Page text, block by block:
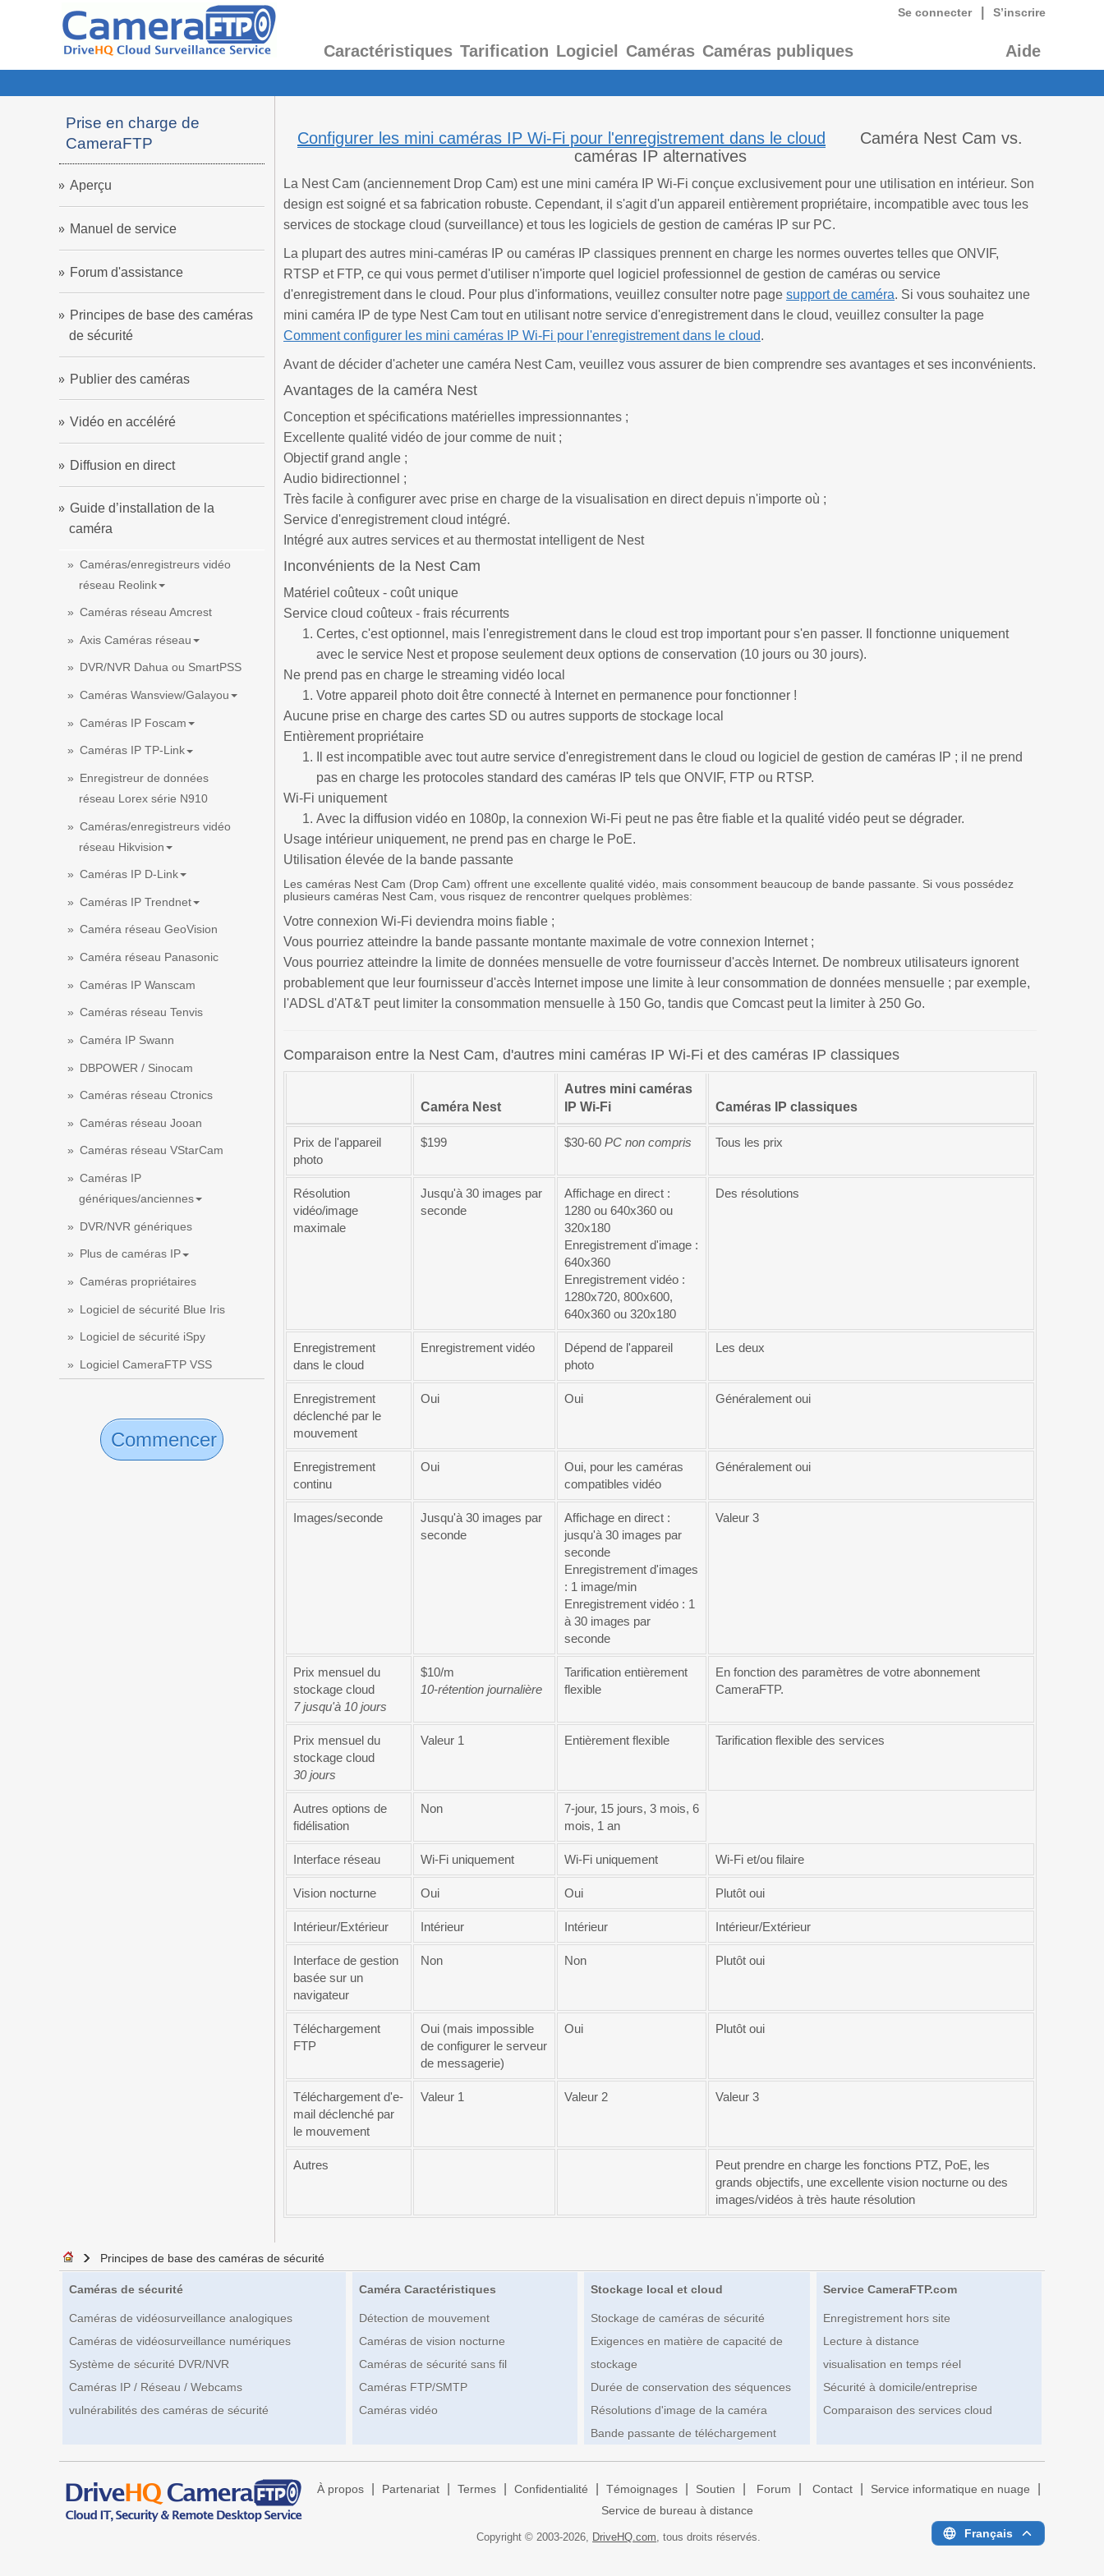
Se connecter S’inscrire
Caractéristiques Tarification Logiciel Caméras Caméras publiques Aide
Prise en charge de
CameraFTP
Aperçu
Manuel de service
Forum d'assistance
Principes de base des caméras
de sécurité
Publier des caméras
Vidéo en accéléré
Diffusion en direct
Guide d’installation de la
caméra
Caméras/enregistreurs vidéo
réseau Reolink
Caméras réseau Amcrest
Axis Caméras réseau
DVR/NVR Dahua ou SmartPSS
Caméras Wansview/Galayou
Caméras IP Foscam
Caméras IP TP-Link
Enregistreur de données
réseau Lorex série N910
Caméras/enregistreurs vidéo
réseau Hikvision
Caméras IP D-Link
Caméras IP Trendnet
Caméra réseau GeoVision
Caméra réseau Panasonic
Caméras IP Wanscam
Caméras réseau Tenvis
Caméra IP Swann
DBPOWER / Sinocam
Caméras réseau Ctronics
Caméras réseau Jooan
Caméras réseau VStarCam
Caméras IP
génériques/anciennes
DVR/NVR génériques
Plus de caméras IP
Caméras propriétaires
Logiciel de sécurité Blue Iris
Logiciel de sécurité iSpy
Logiciel CameraFTP VSS
Commencer
Configurer les mini caméras IP Wi-Fi pour l'enregistrement dans le cloud
Caméra Nest Cam vs.
caméras IP alternatives
La Nest Cam (anciennement Drop Cam) est une mini caméra IP Wi-Fi conçue exclusivement pour une utilisation en intérieur. Son
design est soigné et sa fabrication robuste. Cependant, il s'agit d'un appareil entièrement propriétaire, incompatible avec tous les
services de stockage cloud (surveillance) et tous les logiciels de gestion de caméras IP sur PC.
La plupart des autres mini-caméras IP ou caméras IP classiques prennent en charge les normes ouvertes telles que ONVIF,
RTSP et FTP, ce qui vous permet d'utiliser n'importe quel logiciel professionnel de gestion de caméras ou service
d'enregistrement dans le cloud. Pour plus d'informations, veuillez consulter notre page support de caméra. Si vous souhaitez une
mini caméra IP de type Nest Cam tout en utilisant notre service d'enregistrement dans le cloud, veuillez consulter la page
Comment configurer les mini caméras IP Wi-Fi pour l'enregistrement dans le cloud.
Avant de décider d'acheter une caméra Nest Cam, veuillez vous assurer de bien comprendre ses avantages et ses inconvénients.
Avantages de la caméra Nest
Conception et spécifications matérielles impressionnantes ;
Excellente qualité vidéo de jour comme de nuit ;
Objectif grand angle ;
Audio bidirectionnel ;
Très facile à configurer avec prise en charge de la visualisation en direct depuis n'importe où ;
Service d'enregistrement cloud intégré.
Intégré aux autres services et au thermostat intelligent de Nest
Inconvénients de la Nest Cam
Matériel coûteux - coût unique
Service cloud coûteux - frais récurrents
Certes, c'est optionnel, mais l'enregistrement dans le cloud est trop important pour s'en passer. Il fonctionne uniquement
avec le service Nest et propose seulement deux options de conservation (10 jours ou 30 jours).
Ne prend pas en charge le streaming vidéo local
Votre appareil photo doit être connecté à Internet en permanence pour fonctionner !
Aucune prise en charge des cartes SD ou autres supports de stockage local
Entièrement propriétaire
Il est incompatible avec tout autre service d'enregistrement dans le cloud ou logiciel de gestion de caméras IP ; il ne prend
pas en charge les protocoles standard des caméras IP tels que ONVIF, FTP ou RTSP.
Wi-Fi uniquement
Avec la diffusion vidéo en 1080p, la connexion Wi-Fi peut ne pas être fiable et la qualité vidéo peut se dégrader.
Usage intérieur uniquement, ne prend pas en charge le PoE.
Utilisation élevée de la bande passante
Les caméras Nest Cam (Drop Cam) offrent une excellente qualité vidéo, mais consomment beaucoup de bande passante. Si vous possédez
plusieurs caméras Nest Cam, vous risquez de rencontrer quelques problèmes:
Votre connexion Wi-Fi deviendra moins fiable ;
Vous pourriez atteindre la bande passante montante maximale de votre connexion Internet ;
Vous pourriez atteindre la limite de données mensuelle de votre fournisseur d'accès Internet. De nombreux utilisateurs ignorent
probablement que leur fournisseur d'accès Internet impose une limite à leur consommation de données mensuelle ; par exemple,
l'ADSL d'AT&T peut limiter la consommation mensuelle à 150 Go, tandis que Comcast peut la limiter à 250 Go.
Comparaison entre la Nest Cam, d'autres mini caméras IP Wi-Fi et des caméras IP classiques
Caméra Nest
Autres mini caméras
IP Wi-Fi
Caméras IP classiques
Prix de l'appareil
photo
$199 $30-60 PC non compris Tous les prix
Résolution
vidéo/image
maximale
Jusqu'à 30 images par
seconde
Affichage en direct :
1280 ou 640x360 ou
320x180
Enregistrement d'image :
640x360
Enregistrement vidéo :
1280x720, 800x600,
640x360 ou 320x180
Des résolutions
Enregistrement
dans le cloud
Enregistrement vidéo
Dépend de l'appareil
photo
Les deux
Enregistrement
déclenché par le
mouvement
Oui Oui Généralement oui
Enregistrement
continu
Oui
Oui, pour les caméras
compatibles vidéo
Généralement oui
Images/seconde
Jusqu'à 30 images par
seconde
Affichage en direct :
jusqu'à 30 images par
seconde
Enregistrement d'images
: 1 image/min
Enregistrement vidéo : 1
à 30 images par
seconde
Valeur 3
Prix mensuel du
stockage cloud
7 jusqu'à 10 jours
$10/m
10-rétention journalière
Tarification entièrement
flexible
En fonction des paramètres de votre abonnement
CameraFTP.
Prix mensuel du
stockage cloud
30 jours
Valeur 1 Entièrement flexible Tarification flexible des services
Autres options de
fidélisation
Non
7-jour, 15 jours, 3 mois, 6
mois, 1 an
Interface réseau Wi-Fi uniquement Wi-Fi uniquement Wi-Fi et/ou filaire
Vision nocturne Oui Oui Plutôt oui
Intérieur/Extérieur Intérieur Intérieur Intérieur/Extérieur
Interface de gestion
basée sur un
navigateur
Non Non Plutôt oui
Téléchargement
FTP
Oui (mais impossible
de configurer le serveur
de messagerie)
Oui Plutôt oui
Téléchargement d'e-
mail déclenché par
le mouvement
Valeur 1 Valeur 2 Valeur 3
Autres
Peut prendre en charge les fonctions PTZ, PoE, les
grands objectifs, une excellente vision nocturne ou des
images/vidéos à très haute résolution
Principes de base des caméras de sécurité
Caméras de sécurité
Caméras de vidéosurveillance analogiques
Caméras de vidéosurveillance numériques
Système de sécurité DVR/NVR
Caméras IP / Réseau / Webcams
vulnérabilités des caméras de sécurité
Caméra Caractéristiques
Détection de mouvement
Caméras de vision nocturne
Caméras de sécurité sans fil
Caméras FTP/SMTP
Caméras vidéo
Stockage local et cloud
Stockage de caméras de sécurité
Exigences en matière de capacité de
stockage
Durée de conservation des séquences
Résolutions d'image de la caméra
Bande passante de téléchargement
Service CameraFTP.com
Enregistrement hors site
Lecture à distance
visualisation en temps réel
Sécurité à domicile/entreprise
Comparaison des services cloud
À propos Partenariat Termes Confidentialité Témoignages Soutien Forum Contact Service informatique en nuage
Service de bureau à distance
Copyright © 2003-2026, DriveHQ.com, tous droits réservés. Français